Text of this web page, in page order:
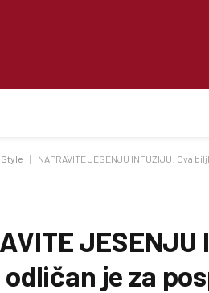
NAPRAVITE JESENJU INFUZIJU: Ova
je za